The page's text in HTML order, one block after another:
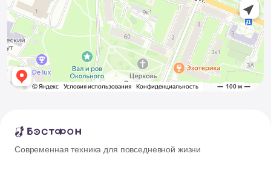
Современная техника для повседневной жизни